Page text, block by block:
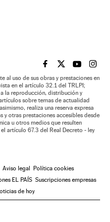
EL PAÍS BRASIL EN
EL PAÍSEL PAÍS
EL
al uso de sus obras y prestaciones en
en el artículo 32.1 del TRLPI;
la reproducción, distribución y
sobre temas de actualidad
realiza una reserva expresa
y otras prestaciones accesibles desde
u otros medios que resulten
artículo 67.3 del Real Decreto - ley
Aviso legal Política cookies
EL PAÍS Suscripciones empresas
de hoy